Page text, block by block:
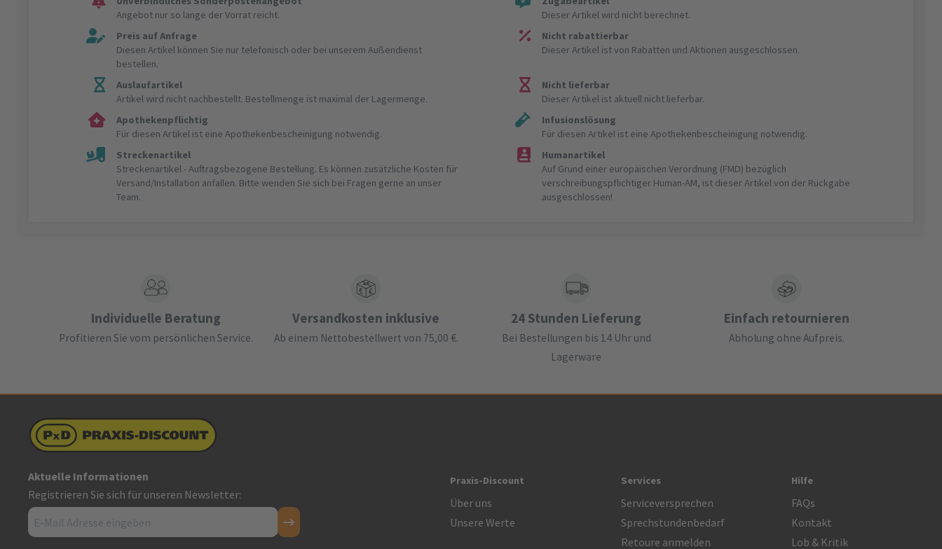
Angebot nur so lange der Vorrat reicht.
Dieser Artikel wird nicht berechnet.
Preis auf Anfrage
Diesen Artikel können Sie nur telefonisch oder bei unserem Außendienst
bestellen.
Nicht rabattierbar
Dieser Artikel ist von Rabatten und Aktionen ausgeschlossen.
Auslaufartikel
Artikel wird nicht nachbestellt. Bestellmenge ist maximal der Lagermenge.
Nicht lieferbar
Dieser Artikel ist aktuell nicht lieferbar.
Apothekenpflichtig
Für diesen Artikel ist eine Apothekenbescheinigung notwendig.
Infusionslösung
Für diesen Artikel ist eine Apothekenbescheinigung notwendig.
Streckenartikel
Streckenartikel - Auftragsbezogene Bestellung. Es können zusätzliche Kosten für
Versand/Installation anfallen. Bitte wenden Sie sich bei Fragen gerne an unser
Team.
Humanartikel
Auf Grund einer europäischen Verordnung (FMD) bezüglich
verschreibungspflichtiger Human-AM, ist dieser Artikel von der Rückgabe
ausgeschlossen!
Individuelle Beratung
Profitieren Sie vom persönlichen Service.
Versandkosten inklusive
Ab einem Nettobestellwert von 75,00 €.
24 Stunden Lieferung
Bei Bestellungen bis 14 Uhr und
Lagerware
Einfach retournieren
Abholung ohne Aufpreis.
Aktuelle Informationen
Registrieren Sie sich für unseren Newsletter:
Praxis-Discount
Über uns
Unsere Werte
Services
Serviceversprechen
Sprechstundenbedarf
Retoure anmelden
Hilfe
FAQs
Kontakt
Lob & Kritik